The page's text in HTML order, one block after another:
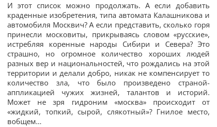
И этот список можно продолжать. А если добавить
краденные изобретения, типа автомата Калашникова и
автомобиля Москвич? А если представить, сколько горя
принесли московиты, прикрываясь словом «русские»,
истребляя коренные народы Сибири и Севера? Это
страшно, но огромное количество хороших людей
разных вер и национальностей, что рождались на этой
территории и делали добро, никак не компенсирует то
количество зла, что было произведено страной-
аппликацией чужих жизней, талантов и историй.
Может не зря гидроним «москва» происходит от
«жидкий, топкий, сырой, слякотный»? Гнилое место,
вобщем…